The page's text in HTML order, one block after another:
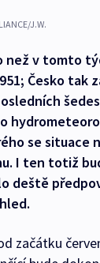
J.W.
než v tomto
Česko tak
se situace
I ten totiž
deště
začátku